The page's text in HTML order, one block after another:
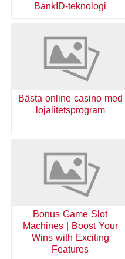
BankID-teknologi
Bästa online casino med
lojalitetsprogram
Bonus Game Slot
Machines | Boost Your
Wins with Exciting
Features